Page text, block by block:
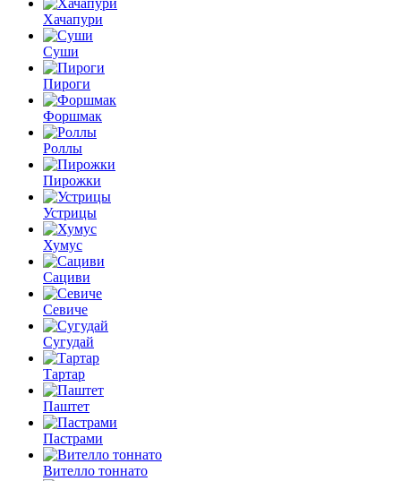
Хачапури
Суши
Пироги
Форшмак
Роллы
Пирожки
Устрицы
Хумус
Сациви
Севиче
Сугудай
Тартар
Паштет
Пастрами
Вителло тоннато